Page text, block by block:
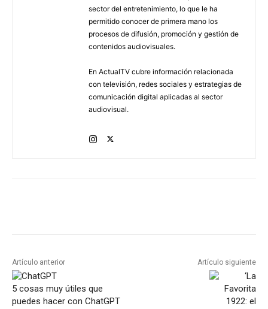
sector del entretenimiento, lo que le ha
permitido conocer de primera mano los
procesos de difusión, promoción y gestión de
contenidos audiovisuales.
En ActualTV cubre información relacionada
con televisión, redes sociales y estrategias de
comunicación digital aplicadas al sector
audiovisual.
Artículo anterior
5 cosas muy útiles que
puedes hacer con ChatGPT
Artículo siguiente